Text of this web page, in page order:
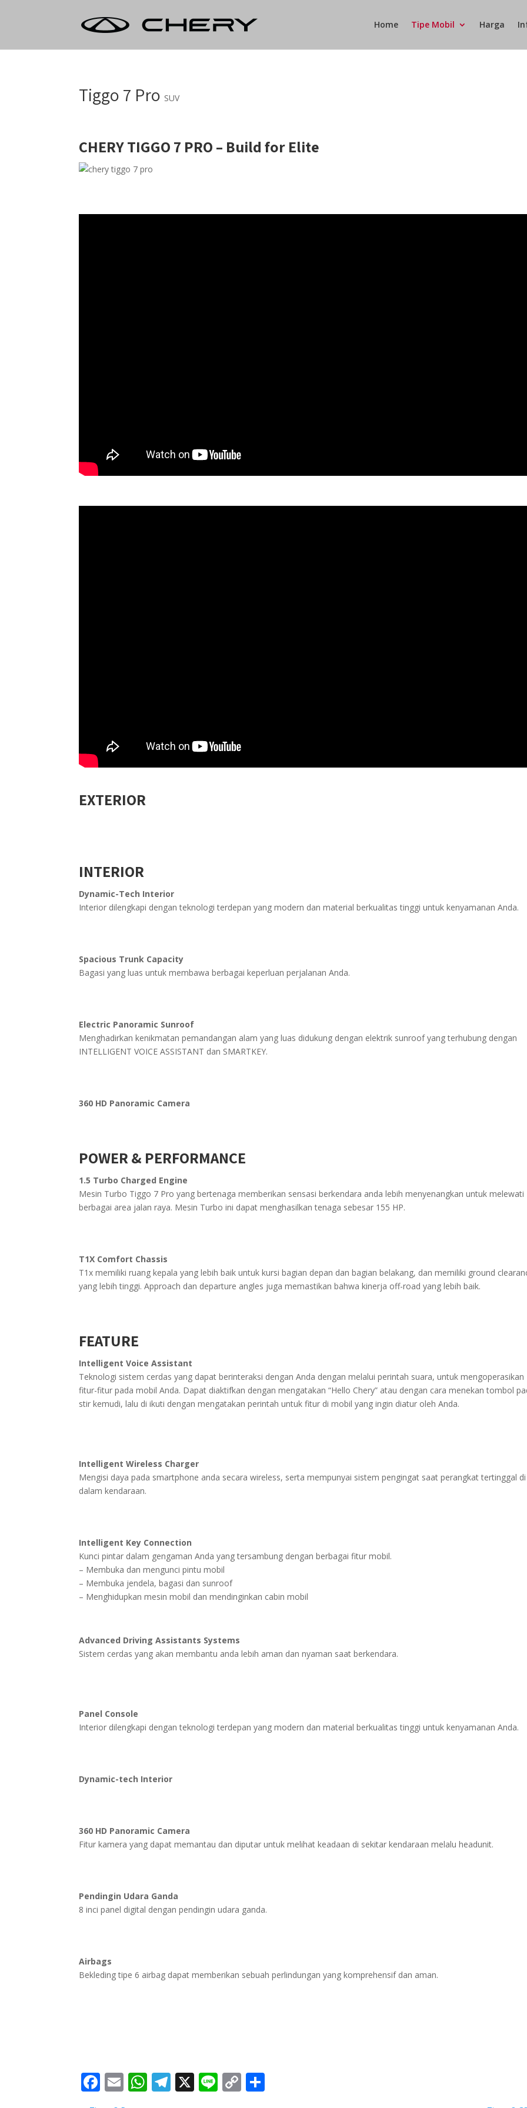
Home Tipe Mobil Harga
Tiggo 7 Pro SUV
CHERY TIGGO 7 PRO – Build for Elite
EXTERIOR
INTERIOR
Dynamic-Tech Interior
Interior dilengkapi dengan teknologi terdepan yang modern dan material berkualitas tinggi untuk kenyamanan Anda.
Spacious Trunk Capacity
Bagasi yang luas untuk membawa berbagai keperluan perjalanan Anda.
Electric Panoramic Sunroof
Menghadirkan kenikmatan pemandangan alam yang luas didukung dengan elektrik sunroof yang terhubung dengan
INTELLIGENT VOICE ASSISTANT dan SMARTKEY.
360 HD Panoramic Camera
POWER & PERFORMANCE
1.5 Turbo Charged Engine
Mesin Turbo Tiggo 7 Pro yang bertenaga memberikan sensasi berkendara anda lebih menyenangkan untuk melewati
berbagai area jalan raya. Mesin Turbo ini dapat menghasilkan tenaga sebesar 155 HP.
T1X Comfort Chassis
T1x memiliki ruang kepala yang lebih baik untuk kursi bagian depan dan bagian belakang, dan memiliki ground
yang lebih tinggi. Approach dan departure angles juga memastikan bahwa kinerja off-road yang lebih baik.
FEATURE
Intelligent Voice Assistant
Teknologi sistem cerdas yang dapat berinteraksi dengan Anda dengan melalui perintah suara, untuk mengoperasikan
fitur-fitur pada mobil Anda. Dapat diaktifkan dengan mengatakan “Hello Chery” atau dengan cara menekan tombol
stir kemudi, lalu di ikuti dengan mengatakan perintah untuk fitur di mobil yang ingin diatur oleh Anda.
Intelligent Wireless Charger
Mengisi daya pada smartphone anda secara wireless, serta mempunyai sistem pengingat saat perangkat tertinggal di
dalam kendaraan.
Intelligent Key Connection
Kunci pintar dalam gengaman Anda yang tersambung dengan berbagai fitur mobil.
– Membuka dan mengunci pintu mobil
– Membuka jendela, bagasi dan sunroof
– Menghidupkan mesin mobil dan mendinginkan cabin mobil
Advanced Driving Assistants Systems
Sistem cerdas yang akan membantu anda lebih aman dan nyaman saat berkendara.
Panel Console
Interior dilengkapi dengan teknologi terdepan yang modern dan material berkualitas tinggi untuk kenyamanan Anda.
Dynamic-tech Interior
360 HD Panoramic Camera
Fitur kamera yang dapat memantau dan diputar untuk melihat keadaan di sekitar kendaraan melalu headunit.
Pendingin Udara Ganda
8 inci panel digital dengan pendingin udara ganda.
Airbags
Bekleding tipe 6 airbag dapat memberikan sebuah perlindungan yang komprehensif dan aman.
Facebook
EmailWhatsApp
Telegram
X LineCopy
Link